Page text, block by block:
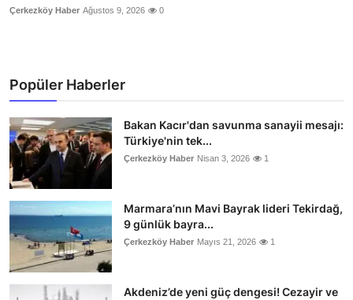
Çerkezköy Haber Ağustos 9, 2026 0
Popüler Haberler
Bakan Kacır'dan savunma sanayii mesajı:
Türkiye'nin tek...
Çerkezköy Haber Nisan 3, 2026 1
Marmara’nın Mavi Bayrak lideri Tekirdağ,
9 günlük bayra...
Çerkezköy Haber Mayıs 21, 2026 1
Akdeniz’de yeni güç dengesi! Cezayir ve